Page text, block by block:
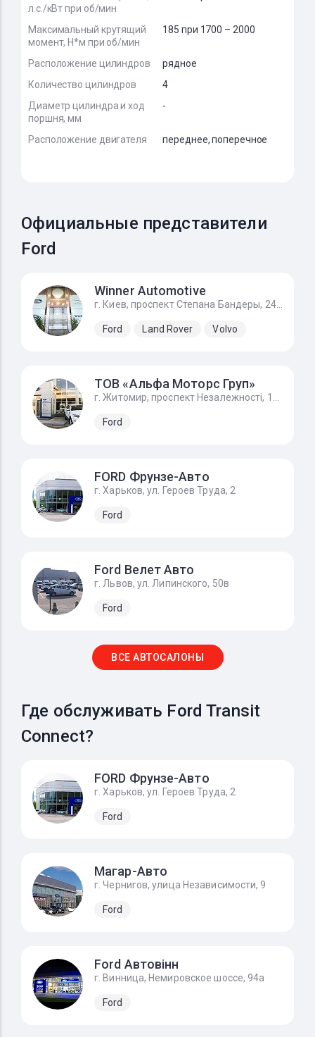
л.с./кВт при об/мин
Максимальный крутящий
момент, Н*м при об/мин
185 при 1700 – 2000
Расположение цилиндров
рядное
Количество цилиндров
4
Диаметр цилиндра и ход
поршня, мм
-
Расположение двигателя переднее, поперечное
Официальные представители
Ford
Winner Automotive
г. Киев, проспект Степана Бандеры, 24Д
Ford Land Rover Volvo
ТОВ «Альфа Моторс Груп»
Ford
FORD Фрунзе-Авто
г. Харьков, ул. Героев Труда, 2
Ford
Ford Велет Авто
г. Львов, ул. Липинского, 50в
Ford
ВСЕ АВТОСАЛОНЫ
Где обслуживать Ford Transit
Connect?
FORD Фрунзе-Авто
г. Харьков, ул. Героев Труда, 2
Ford
Магар-Авто
г. Чернигов, улица Независимости, 9
Ford
Ford Автовінн
г. Винница, Немировское шоссе, 94а
Ford